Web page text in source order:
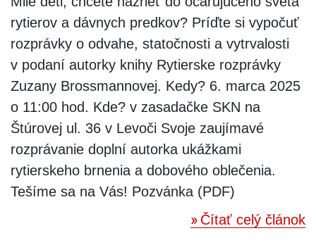
rytierov a dávnych predkov? Príďte si vypočuť
rozprávky o odvahe, statočnosti a vytrvalosti
v podaní autorky knihy Rytierske rozprávky
Zuzany Brossmannovej. Kedy? 6. marca 2025
o 11:00 hod. Kde? v zasadačke SKN na
Štúrovej ul. 36 v Levoči Svoje zaujímavé
rozprávanie doplní autorka ukážkami
rytierskeho brnenia a dobového oblečenia.
Tešíme sa na Vás! Pozvánka (PDF)
Čítať celý článok